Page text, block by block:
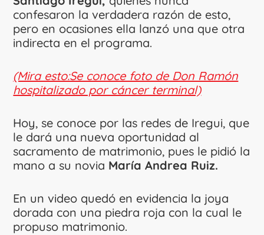
confesaron la verdadera razón de esto,
pero en ocasiones ella lanzó una que otra
indirecta en el programa.
(Mira esto:Se conoce foto de Don Ramón
hospitalizado por cáncer terminal)
Hoy, se conoce por las redes de Iregui, que
le dará una nueva oportunidad al
sacramento de matrimonio, pues le pidió la
mano a su novia María Andrea Ruiz.
En un video quedó en evidencia la joya
dorada con una piedra roja con la cual le
propuso matrimonio.